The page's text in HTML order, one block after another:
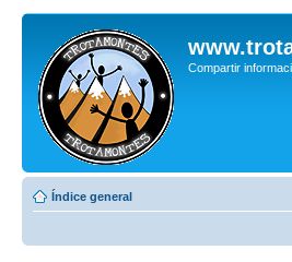
Compartir
Índice general